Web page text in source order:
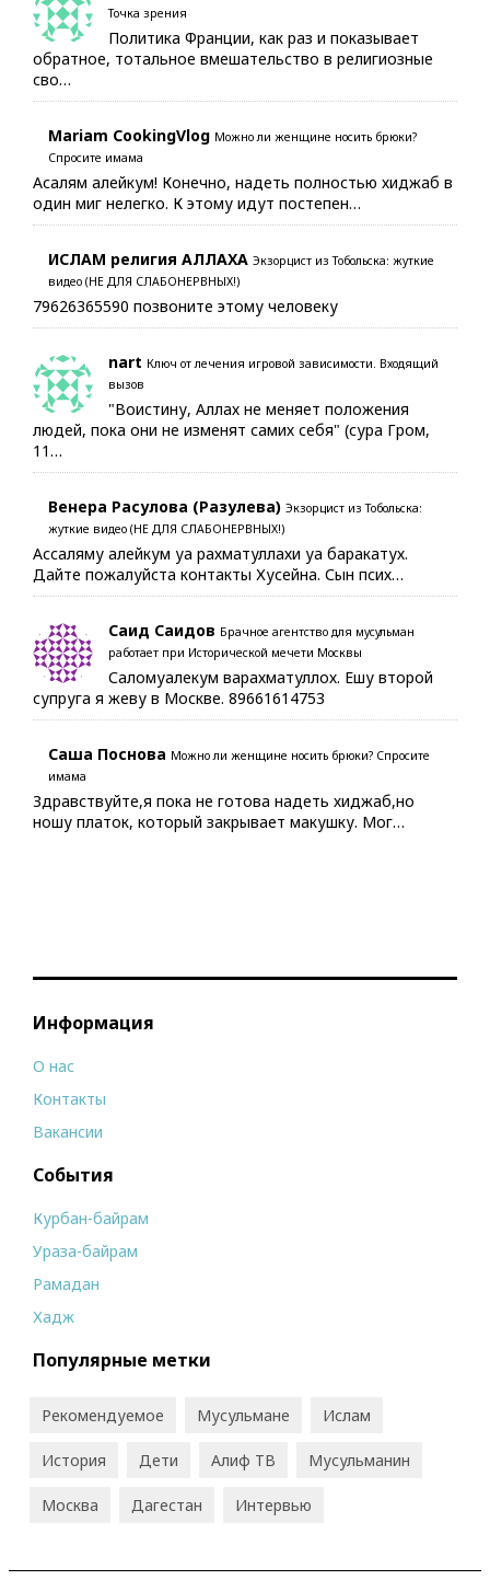
Точка зрения
Политика Франции, как раз и показывает
обратное, тотальное вмешательство в религиозные
сво…
Mariam CookingVlog Можно ли женщине носить брюки?
Спросите имама
Асалям алейкум! Конечно, надеть полностью хиджаб в
один миг нелегко. К этому идут постепен…
ИСЛАМ религия АЛЛАХА Экзорцист из Тобольска: жуткие
видео (НЕ ДЛЯ СЛАБОНЕРВНЫХ!)
79626365590 позвоните этому человеку
nart Ключ от лечения игровой зависимости. Входящий
вызов
"Воистину, Аллах не меняет положения
людей, пока они не изменят самих себя" (сура Гром,
11…
Венера Расулова (Разулева) Экзорцист из Тобольска:
жуткие видео (НЕ ДЛЯ СЛАБОНЕРВНЫХ!)
Ассаляму алейкум уа рахматуллахи уа баракатух.
Дайте пожалуйста контакты Хусейна. Сын псих…
Саид Саидов Брачное агентство для мусульман
работает при Исторической мечети Москвы
Саломуалекум варахматуллох. Ешу второй
супруга я жеву в Москве. 89661614753
Саша Поснова Можно ли женщине носить брюки? Спросите
имама
Здравствуйте,я пока не готова надеть хиджаб,но
ношу платок, который закрывает макушку. Мог…
Информация
О нас
Контакты
Вакансии
События
Курбан-байрам
Ураза-байрам
Рамадан
Хадж
Популярные метки
Рекомендуемое Мусульмане Ислам
История Дети Алиф ТВ Мусульманин
Москва Дагестан Интервью